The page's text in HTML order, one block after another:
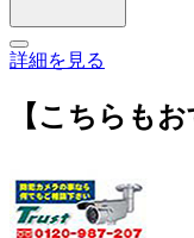
詳細を見る
【こちらもお